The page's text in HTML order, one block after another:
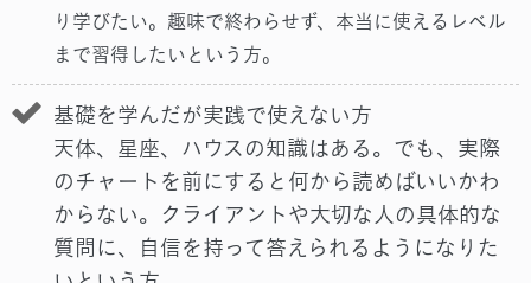
り学びたい。趣味で終わらせず、本当に使えるレベル
まで習得したいという方。
基礎を学んだが実践で使えない方
天体、星座、ハウスの知識はある。でも、実際
のチャートを前にすると何から読めばいいかわ
からない。クライアントや大切な人の具体的な
質問に、自信を持って答えられるようになりた